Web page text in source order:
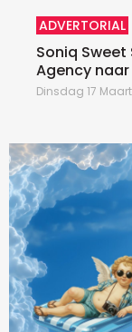
ADVERTORIAL
Soniq
Agency
Dinsdag 17